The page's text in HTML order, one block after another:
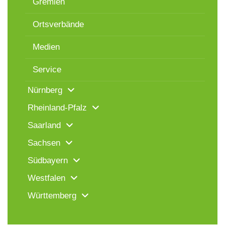
Ortsverbände
Medien
Service
Nürnberg
Rheinland-Pfalz
Saarland
Sachsen
Südbayern
Westfalen
Württemberg